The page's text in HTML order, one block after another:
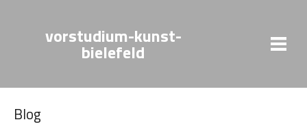
vorstudium-kunst-
bielefeld
Blog